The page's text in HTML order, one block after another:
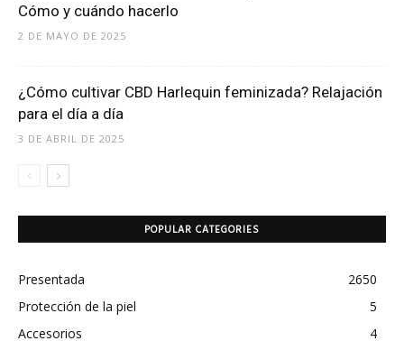
Cómo y cuándo hacerlo
2 DE MAYO DE 2025
¿Cómo cultivar CBD Harlequin feminizada? Relajación
para el día a día
3 DE ABRIL DE 2025
POPULAR CATEGORIES
Presentada
2650
Protección de la piel
5
Accesorios
4